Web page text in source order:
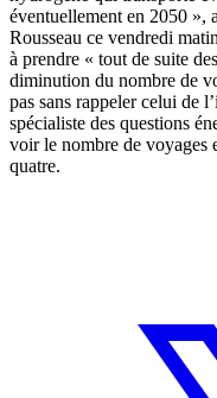
éventuellement en 2050 »,
Rousseau ce vendredi
à prendre « tout de suite
diminution du nombre de
pas sans rappeler celui de
spécialiste des questions
voir le nombre de voyages
quatre.